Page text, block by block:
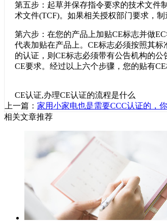
第五步：起草并保存指令要求的技术文件
术文件(TCF)。如果相关授权部门要求，
第六步：在您的产品上加贴CE标志并做
代表加贴在产品上。CE标志必须按照其
的认证，则CE标志必须带有公告机构的
CE要求。经过以上六个步骤，您的贴有
CE认证,办理CE认证的流程是什么
上一篇： 家用小家电也是需要CCC认证的，
相关文章推荐